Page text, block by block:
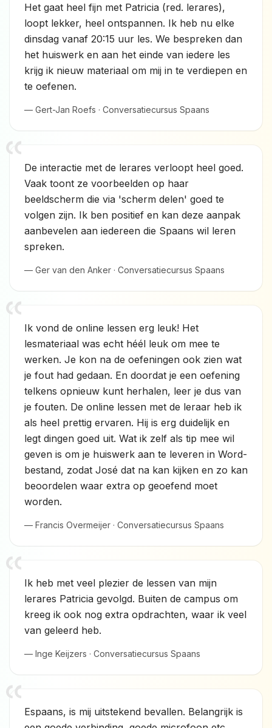
Het gaat heel fijn met Patricia (red. lerares),
loopt lekker, heel ontspannen. Ik heb nu elke
dinsdag vanaf 20:15 uur les. We bespreken dan
het huiswerk en aan het einde van iedere les
krijg ik nieuw materiaal om mij in te verdiepen en
te oefenen.
— Gert-Jan Roefs · Conversatiecursus Spaans
De interactie met de lerares verloopt heel goed.
Vaak toont ze voorbeelden op haar
beeldscherm die via 'scherm delen' goed te
volgen zijn. Ik ben positief en kan deze aanpak
aanbevelen aan iedereen die Spaans wil leren
spreken.
— Ger van den Anker · Conversatiecursus Spaans
Ik vond de online lessen erg leuk! Het
lesmateriaal was echt héél leuk om mee te
werken. Je kon na de oefeningen ook zien wat
je fout had gedaan. En doordat je een oefening
telkens opnieuw kunt herhalen, leer je dus van
je fouten. De online lessen met de leraar heb ik
als heel prettig ervaren. Hij is erg duidelijk en
legt dingen goed uit. Wat ik zelf als tip mee wil
geven is om je huiswerk aan te leveren in Word-
bestand, zodat José dat na kan kijken en zo kan
beoordelen waar extra op geoefend moet
worden.
— Francis Overmeijer · Conversatiecursus Spaans
Ik heb met veel plezier de lessen van mijn
lerares Patricia gevolgd. Buiten de campus om
kreeg ik ook nog extra opdrachten, waar ik veel
van geleerd heb.
— Inge Keijzers · Conversatiecursus Spaans
Espaans, is mij uitstekend bevallen. Belangrijk is